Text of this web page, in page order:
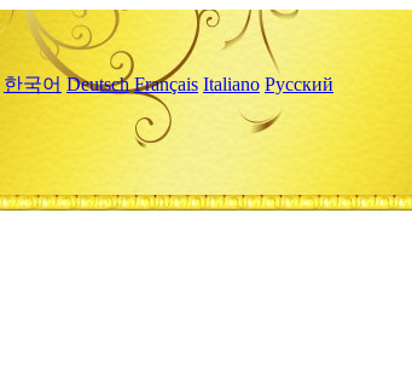
한국어 Deutsch Français Italiano Русский